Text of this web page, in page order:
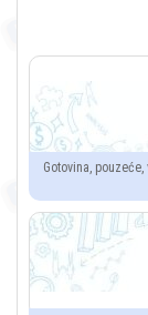
Gotovina,